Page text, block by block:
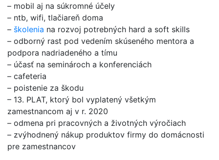
– mobil aj na súkromné účely
– ntb, wifi, tlačiareň doma
– školenia na rozvoj potrebných hard a soft skills
– odborný rast pod vedením skúseného mentora a
podpora nadriadeného a tímu
– účasť na seminároch a konferenciách
– cafeteria
– poistenie za škodu
– 13. PLAT, ktorý bol vyplatený všetkým
zamestnancom aj v r. 2020
– odmena pri pracovných a životných výročiach
– zvýhodnený nákup produktov firmy do domácnosti
pre zamestnancov